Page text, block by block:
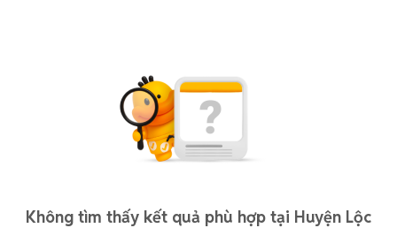
Không tìm thấy kết quả phù hợp tại Huyện Lộc